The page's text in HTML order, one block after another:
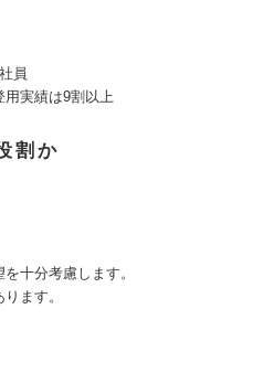
員
実績は9割以上
割か
十分考慮します。
ます。